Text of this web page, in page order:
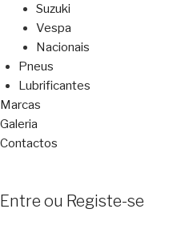
Suzuki
Vespa
Nacionais
Pneus
Lubrificantes
Marcas
Galeria
Contactos
Entre ou Registe-se